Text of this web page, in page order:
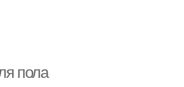
пола